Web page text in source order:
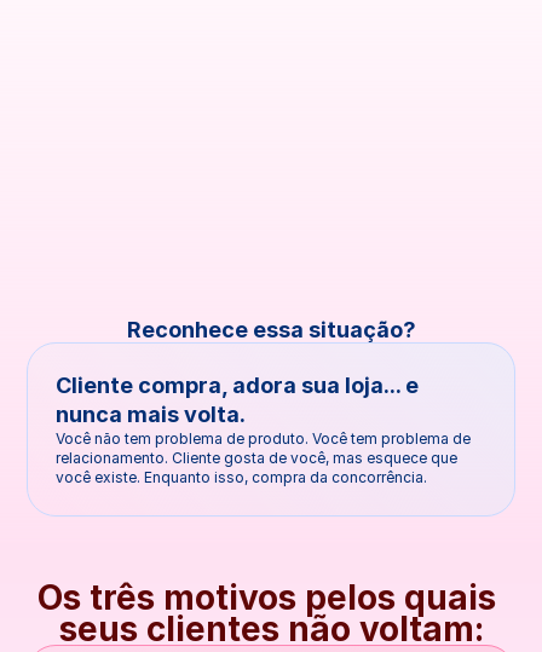
Reconhece essa situação?
Cliente compra, adora sua loja... e
nunca mais volta.
Você não tem problema de produto. Você tem problema de
relacionamento. Cliente gosta de você, mas esquece que
você existe. Enquanto isso, compra da concorrência.
Os três motivos pelos quais
seus clientes não voltam: